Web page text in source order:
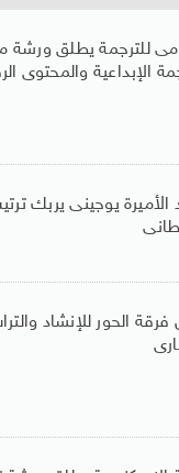
للترجمة يطلق
الإبداعية والمحتوى
الأميرة يوجينى يربك
الحور للإنشاد